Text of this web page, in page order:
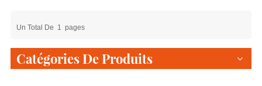
Un Total De 1 Pages
Catégories De Produits